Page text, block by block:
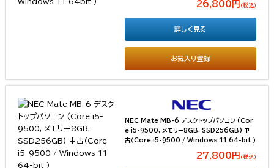
26,800円 （税込）
お気入り登録
詳しく見る
NEC Mate MB-6 デスクトップパソコン (Cor
e i5-9500, メモリー8GB, SSD256GB) 中
古（Core i5-9500 / Windows 11 64-bit ）
27,800円 （税込）